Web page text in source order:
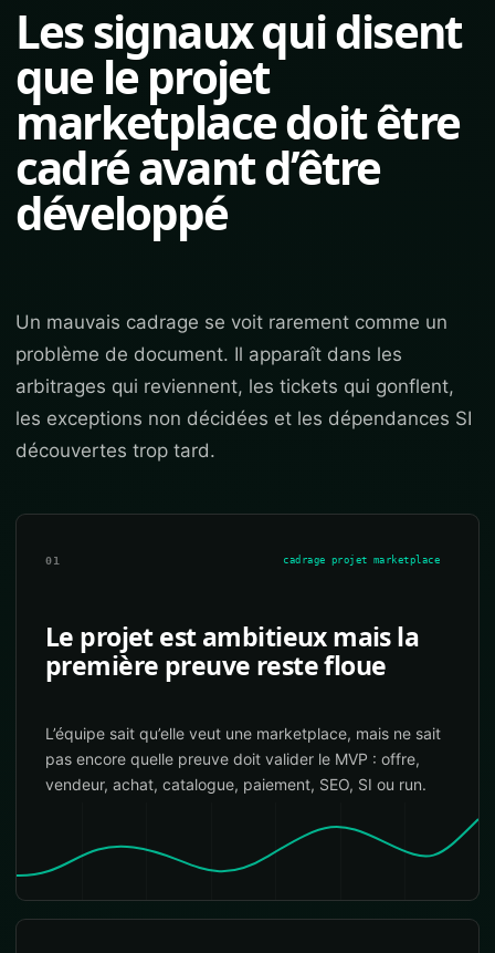
Les signaux qui disent
que le projet
marketplace doit être
cadré avant d’être
développé
Un mauvais cadrage se voit rarement comme un
problème de document. Il apparaît dans les
arbitrages qui reviennent, les tickets qui gonflent,
les exceptions non décidées et les dépendances SI
découvertes trop tard.
01 cadrage projet marketplace
Le projet est ambitieux mais la
première preuve reste floue
L’équipe sait qu’elle veut une marketplace, mais ne sait
pas encore quelle preuve doit valider le MVP : offre,
vendeur, achat, catalogue, paiement, SEO, SI ou run.